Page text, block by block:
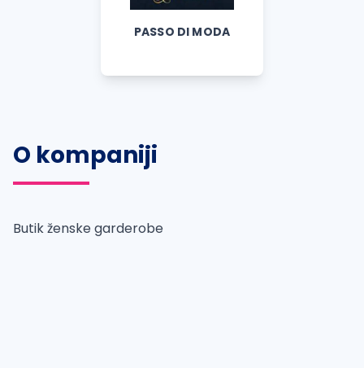
PASSO DI MODA
O kompaniji
Butik ženske garderobe